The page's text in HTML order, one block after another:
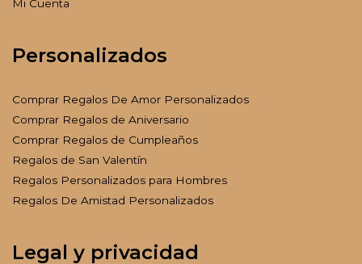
Mi Cuenta
Personalizados
Comprar Regalos De Amor Personalizados
Comprar Regalos de Aniversario
Comprar Regalos de Cumpleaños
Regalos de San Valentín
Regalos Personalizados para Hombres
Regalos De Amistad Personalizados
Legal y privacidad